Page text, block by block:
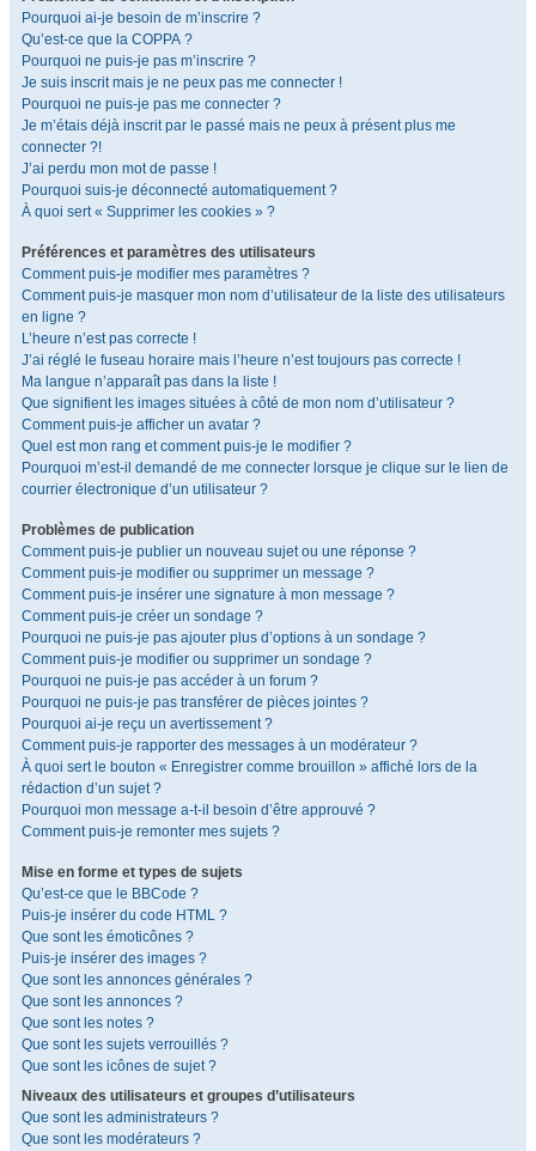
Pourquoi ai-je besoin de m’inscrire ?
Qu’est-ce que la COPPA ?
Pourquoi ne puis-je pas m’inscrire ?
Je suis inscrit mais je ne peux pas me connecter !
Pourquoi ne puis-je pas me connecter ?
Je m’étais déjà inscrit par le passé mais ne peux à présent plus me
connecter ?!
J’ai perdu mon mot de passe !
Pourquoi suis-je déconnecté automatiquement ?
À quoi sert « Supprimer les cookies » ?
Préférences et paramètres des utilisateurs
Comment puis-je modifier mes paramètres ?
Comment puis-je masquer mon nom d’utilisateur de la liste des utilisateurs
en ligne ?
L’heure n’est pas correcte !
J’ai réglé le fuseau horaire mais l’heure n’est toujours pas correcte !
Ma langue n’apparaît pas dans la liste !
Que signifient les images situées à côté de mon nom d’utilisateur ?
Comment puis-je afficher un avatar ?
Quel est mon rang et comment puis-je le modifier ?
Pourquoi m’est-il demandé de me connecter lorsque je clique sur le lien de
courrier électronique d’un utilisateur ?
Problèmes de publication
Comment puis-je publier un nouveau sujet ou une réponse ?
Comment puis-je modifier ou supprimer un message ?
Comment puis-je insérer une signature à mon message ?
Comment puis-je créer un sondage ?
Pourquoi ne puis-je pas ajouter plus d’options à un sondage ?
Comment puis-je modifier ou supprimer un sondage ?
Pourquoi ne puis-je pas accéder à un forum ?
Pourquoi ne puis-je pas transférer de pièces jointes ?
Pourquoi ai-je reçu un avertissement ?
Comment puis-je rapporter des messages à un modérateur ?
À quoi sert le bouton « Enregistrer comme brouillon » affiché lors de la
rédaction d’un sujet ?
Pourquoi mon message a-t-il besoin d’être approuvé ?
Comment puis-je remonter mes sujets ?
Mise en forme et types de sujets
Qu’est-ce que le BBCode ?
Puis-je insérer du code HTML ?
Que sont les émoticônes ?
Puis-je insérer des images ?
Que sont les annonces générales ?
Que sont les annonces ?
Que sont les notes ?
Que sont les sujets verrouillés ?
Que sont les icônes de sujet ?
Niveaux des utilisateurs et groupes d’utilisateurs
Que sont les administrateurs ?
Que sont les modérateurs ?